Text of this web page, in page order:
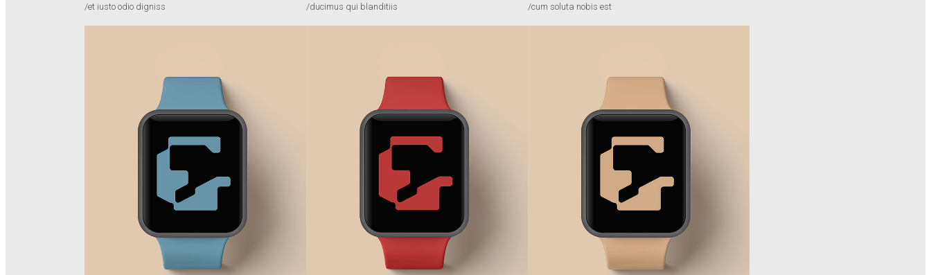
/et iusto odio digniss /ducimus qui blanditiis /cum soluta nobis est